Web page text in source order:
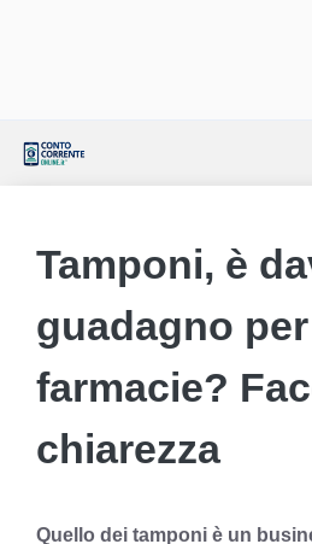
Tamponi, è
guadagno
farmacie?
chiarezza
Quello dei tamponi è un